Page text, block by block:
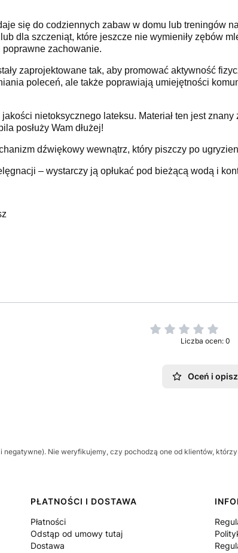
się do codziennych zabaw w domu lub treningów
dla szczeniąt, które jeszcze nie wymieniły zębów
zachowanie.
zaprojektowane tak, aby promować aktywność
poleceń, ale także poprawiają umiejętności
nietoksycznego lateksu. Materiał ten jest
posłuży Wam dłużej!
dźwiękowy wewnątrz, który piszczy po
– wystarczy ją opłukać pod bieżącą wodą i
Liczba ocen: 0
Oceń i opisz
Nie weryfikujemy, czy pochodzą one od klientów,
PŁATNOŚCI I DOSTAWA
Płatności
Odstąp od umowy tutaj
Dostawa